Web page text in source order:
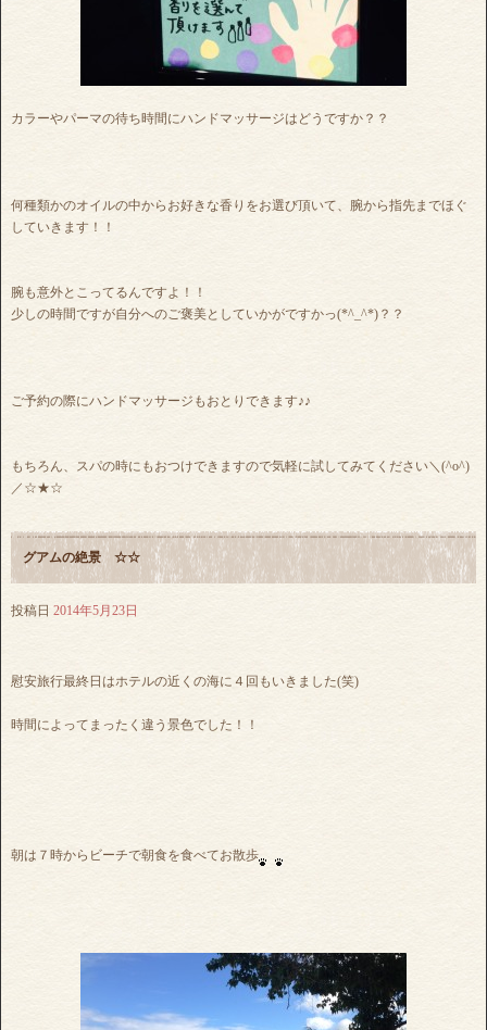
カラーやパーマの待ち時間にハンドマッサージはどうですか？？
何種類かのオイルの中からお好きな香りをお選び頂いて、腕から指先までほぐ
していきます！！
腕も意外とこってるんですよ！！
少しの時間ですが自分へのご褒美としていかがですかっ(*^_^*)？？
ご予約の際にハンドマッサージもおとりできます♪♪
もちろん、スパの時にもおつけできますので気軽に試してみてください＼(^o^)
／☆★☆
グアムの絶景 ☆☆
投稿日 2014年5月23日
慰安旅行最終日はホテルの近くの海に４回もいきました(笑)
時間によってまったく違う景色でした！！
朝は７時からビーチで朝食を食べてお散歩